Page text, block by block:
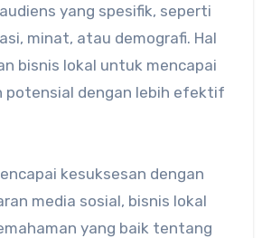
yang spesifik, seperti
minat, atau demografi. Hal
bisnis lokal untuk mencapai
potensial dengan lebih efektif
kesuksesan dengan
media sosial, bisnis lokal
yang baik tentang